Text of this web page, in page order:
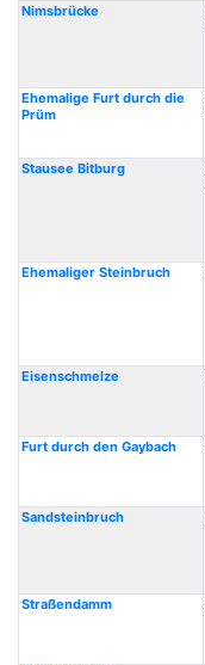
Nimsbrücke
Ehemalige Furt durch die
Prüm
Stausee Bitburg
Ehemaliger Steinbruch
Eisenschmelze
Furt durch den Gaybach
Sandsteinbruch
Straßendamm